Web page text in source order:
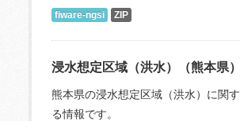
fiware-ngsi ZIP
浸水想定区域（洪水）（熊本県）
熊本県の浸水想定区域（洪水）に関す
る情報です。